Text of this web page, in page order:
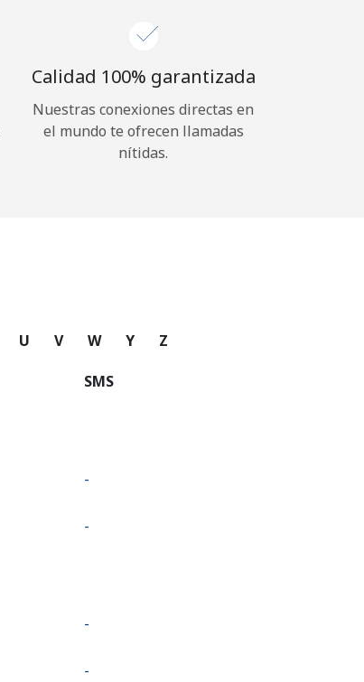
Calidad 100% garantizada
Nuestras conexiones directas en
el mundo te ofrecen llamadas
nítidas.
U V W Y Z
SMS
-
-
-
-